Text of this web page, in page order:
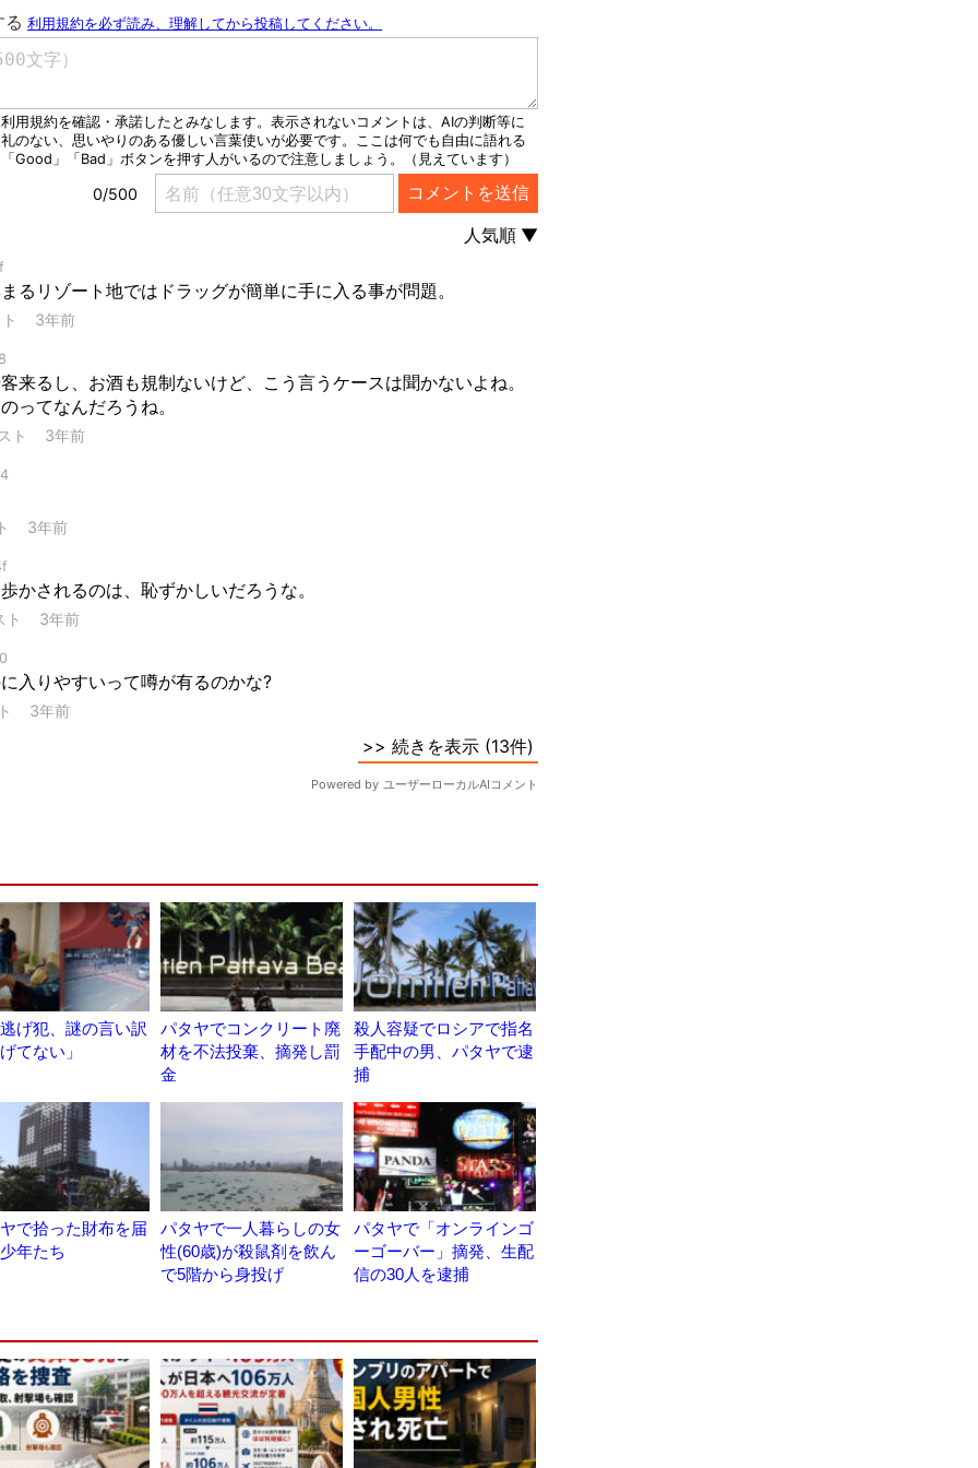
げ犯、謎の言い訳
てない」
パタヤでコンクリート廃
材を不法投棄、摘発し罰
金
殺人容疑でロシアで指名
手配中の男、パタヤで逮
捕
で拾った財布を届
年たち
パタヤで一人暮らしの女
性(60歳)が殺鼠剤を飲ん
で5階から身投げ
パタヤで「オンラインゴ
ーゴーバー」摘発、生配
信の30人を逮捕